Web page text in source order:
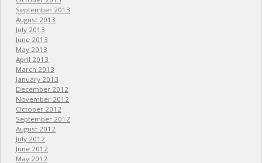
September 2013
August 2013
July 2013
June 2013
May 2013
April 2013
March 2013
January 2013
December 2012
November 2012
October 2012
September 2012
August 2012
July 2012
June 2012
May 2012